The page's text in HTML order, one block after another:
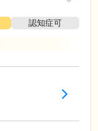
認知症可